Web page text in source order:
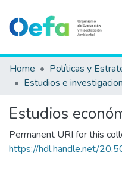
Communities & Collections
All of DSpace
Estad. Externas
Guias ▾
Home
Estudios
Permanent URI for this
https://hdl.handle.net/